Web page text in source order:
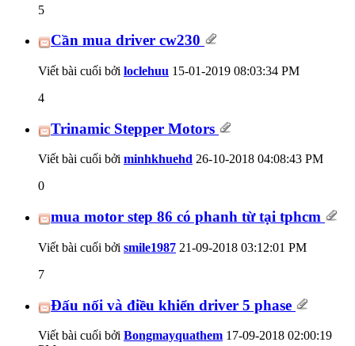
5
Cần mua driver cw230
Viết bài cuối bởi loclehuu 15-01-2019 08:03:34 PM
4
Trinamic Stepper Motors
Viết bài cuối bởi minhkhuehd 26-10-2018 04:08:43 PM
0
mua motor step 86 có phanh từ tại tphcm
Viết bài cuối bởi smile1987 21-09-2018 03:12:01 PM
7
Đấu nối và điều khiển driver 5 phase
Viết bài cuối bởi Bongmayquathem 17-09-2018 02:00:19